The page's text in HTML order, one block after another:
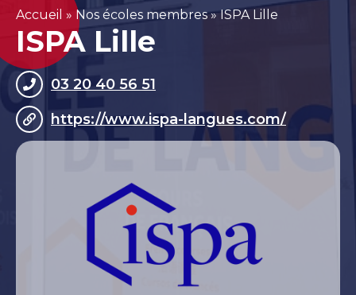
Accueil » Nos écoles membres»ISPA Lille
ISPA Lille
03 20 40 56 51
https://www.ispa-langues.com/